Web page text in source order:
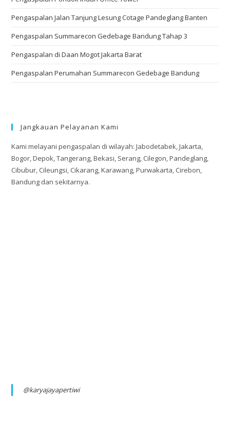
Pengaspalan Jalan Tanjung Lesung Cotage Pandeglang Banten
Pengaspalan Summarecon Gedebage Bandung Tahap 3
Pengaspalan di Daan Mogot Jakarta Barat
Pengaspalan Perumahan Summarecon Gedebage Bandung
Jangkauan Pelayanan Kami
Kami melayani pengaspalan di wilayah: Jabodetabek, Jakarta,
Bogor, Depok, Tangerang, Bekasi, Serang, Cilegon, Pandeglang,
Cibubur, Cileungsi, Cikarang, Karawang, Purwakarta, Cirebon,
Bandung dan sekitarnya.
@karyajayapertiwi